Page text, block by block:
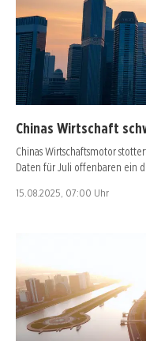
Chinas Wirtschaft
Chinas Wirtschaftsmotor
Daten für Juli offenbaren ein
15.08.2025, 07:00 Uhr